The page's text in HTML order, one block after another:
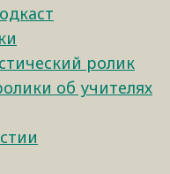
ролик
об учителях